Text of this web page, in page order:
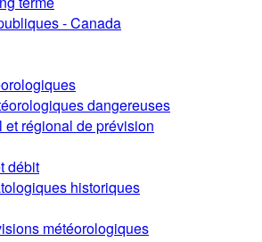
- Canada
dangereuses
et régional de prévision
débit
historiques
météorologiques